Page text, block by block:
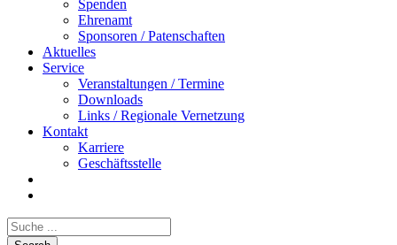
Spenden
Ehrenamt
Sponsoren / Patenschaften
Aktuelles
Service
Veranstaltungen / Termine
Downloads
Links / Regionale Vernetzung
Kontakt
Karriere
Geschäftsstelle